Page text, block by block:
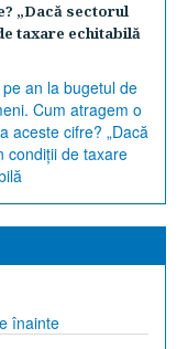
„Dacă sectorul
taxare echitabilă